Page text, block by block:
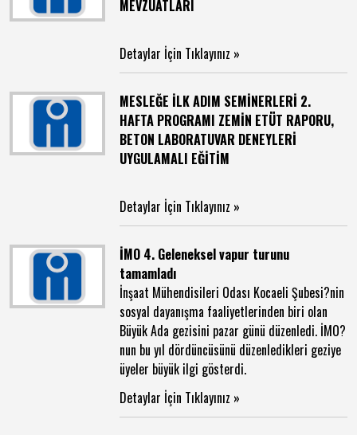
MEVZUATLARI
Detaylar İçin Tıklayınız »
MESLEĞE İLK ADIM SEMİNERLERİ 2.
HAFTA PROGRAMI ZEMİN ETÜT RAPORU,
BETON LABORATUVAR DENEYLERİ
UYGULAMALI EĞİTİM
Detaylar İçin Tıklayınız »
İMO 4. Geleneksel vapur turunu
tamamladı
İnşaat Mühendisileri Odası Kocaeli Şubesi?nin
sosyal dayanışma faaliyetlerinden biri olan
Büyük Ada gezisini pazar günü düzenledi. İMO?
nun bu yıl dördüncüsünü düzenledikleri geziye
üyeler büyük ilgi gösterdi.
Detaylar İçin Tıklayınız »